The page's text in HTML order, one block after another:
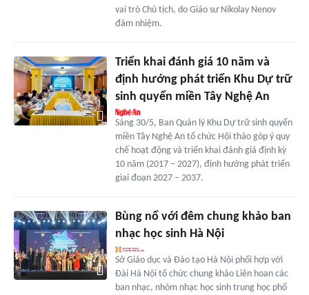
vai trò Chủ tịch, do Giáo sư Nikolay Nenov
đảm nhiệm.
Triển khai đánh giá 10 năm và
định hướng phát triển Khu Dự trữ
sinh quyển miền Tây Nghệ An
Sáng 30/5, Ban Quản lý Khu Dự trữ sinh quyển
miền Tây Nghệ An tổ chức Hội thảo góp ý quy
chế hoạt động và triển khai đánh giá định kỳ
10 năm (2017 – 2027), định hướng phát triển
giai đoạn 2027 – 2037.
Bùng nổ với đêm chung khảo ban
nhạc học sinh Hà Nội
Sở Giáo dục và Đào tạo Hà Nội phối hợp với
Đài Hà Nội tổ chức chung khảo Liên hoan các
ban nhạc, nhóm nhạc học sinh trung học phổ